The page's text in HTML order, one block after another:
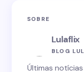
SOBRE
Lulaflix
BLOG
Últimas